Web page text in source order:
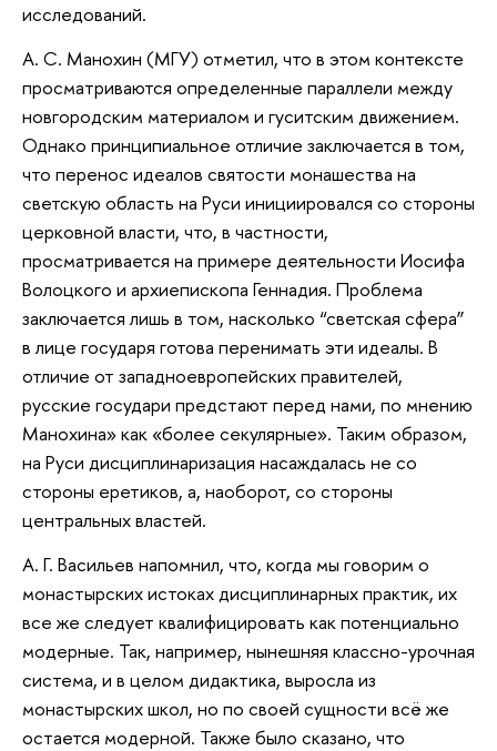
исследований.
А. С. Манохин (МГУ) отметил, что в этом контексте
просматриваются определенные параллели между
новгородским материалом и гуситским движением.
Однако принципиальное отличие заключается в том,
что перенос идеалов святости монашества на
светскую область на Руси инициировался со стороны
церковной власти, что, в частности,
просматривается на примере деятельности Иосифа
Волоцкого и архиепископа Геннадия. Проблема
заключается лишь в том, насколько “светская сфера”
в лице государя готова перенимать эти идеалы. В
отличие от западноевропейских правителей,
русские государи предстают перед нами, по мнению
Манохина» как «более секулярные». Таким образом,
на Руси дисциплинаризация насаждалась не со
стороны еретиков, а, наоборот, со стороны
центральных властей.
А. Г. Васильев напомнил, что, когда мы говорим о
монастырских истоках дисциплинарных практик, их
все же следует квалифицировать как потенциально
модерные. Так, например, нынешняя классно-урочная
система, и в целом дидактика, выросла из
монастырских школ, но по своей сущности всё же
остается модерной. Также было сказано, что